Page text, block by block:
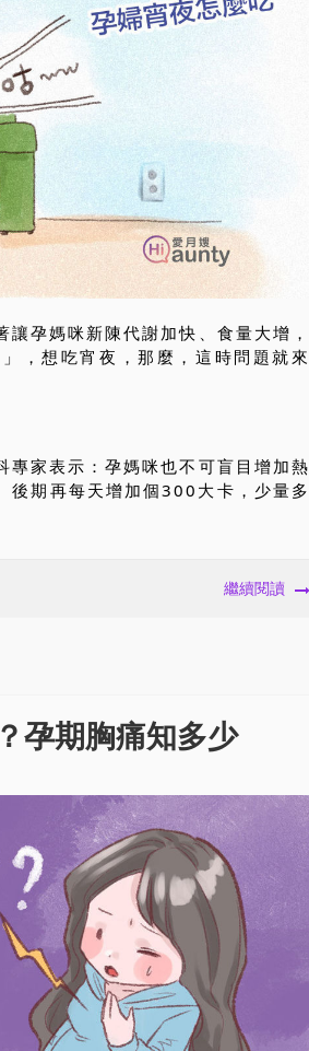
孕媽咪新陳代謝加快、食量大增，
，想吃宵夜，那麼，這時問題就來
家表示：孕媽咪也不可盲目增加熱
後期再每天增加個300大卡，少量多
繼續閱讀
孕期胸痛知多少